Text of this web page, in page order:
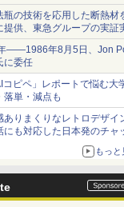
】
瓶の技術を応用した断熱材
提供、東急グループの実証
密封真空断熱パネル
――1986年8月5日、Jon
に委任
コピペ」レポートで悩む大
落単・減点も
ありまくりなレトロデザイ
にも対応した日本発のチャ
もっと